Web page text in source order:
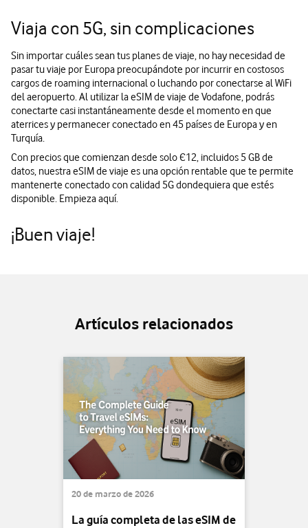
Viaja con 5G, sin complicaciones
Sin importar cuáles sean tus planes de viaje, no hay necesidad de
pasar tu viaje por Europa preocupándote por incurrir en costosos
cargos de roaming internacional o luchando por conectarse al WiFi
del aeropuerto. Al utilizar la eSIM de viaje de Vodafone, podrás
conectarte casi instantáneamente desde el momento en que
aterrices y permanecer conectado en 45 países de Europa y en
Turquía.
Con precios que comienzan desde solo Є12, incluidos 5 GB de
datos, nuestra eSIM de viaje es una opción rentable que te permite
mantenerte conectado con calidad 5G dondequiera que estés
disponible. Empieza aquí.
¡Buen viaje!
Artículos relacionados
20 de marzo de 2026
La guía completa de las eSIM de